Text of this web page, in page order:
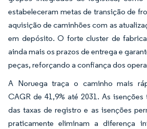
estabeleceram metas de transição de
aquisição de caminhões com as
em depósito. O forte cluster de
ainda mais os prazos de entrega e
peças, reforçando a confiança dos
A Noruega traça o caminho mais
CAGR de 41,9% até 2031. As
das taxas de registro e as isenções
praticamente eliminam a diferença